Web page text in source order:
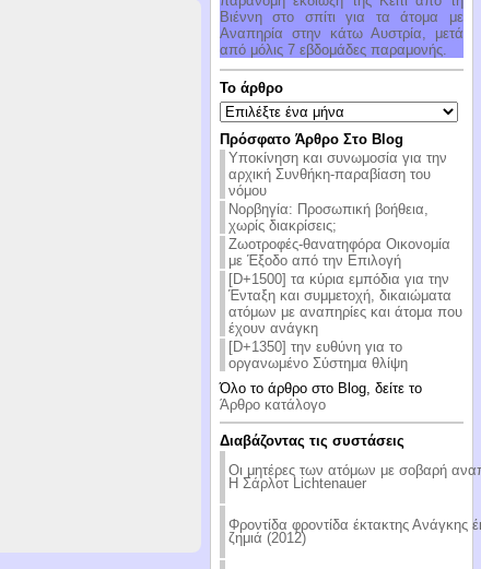
Βιέννη στο σπίτι για τα άτομα με
Αναπηρία στην κάτω Αυστρία, μετά
από μόλις 7 εβδομάδες παραμονής.
Το άρθρο
Το
άρθρο
Πρόσφατο Άρθρο Στο Blog
Υποκίνηση και συνωμοσία για την
αρχική Συνθήκη-παραβίαση του
νόμου
Νορβηγία: Προσωπική βοήθεια,
χωρίς διακρίσεις;
Ζωοτροφές-θανατηφόρα Οικονομία
με Έξοδο από την Επιλογή
[D+1500] τα κύρια εμπόδια για την
Ένταξη και συμμετοχή, δικαιώματα
ατόμων με αναπηρίες και άτομα που
έχουν ανάγκη
[D+1350] την ευθύνη για το
οργανωμένο Σύστημα θλίψη
Όλο το άρθρο στο Blog, δείτε το
Άρθρο κατάλογο
Διαβάζοντας τις συστάσεις
Οι μητέρες των ατόμων με σοβαρή
Η Σάρλοτ Lichtenauer
Φροντίδα φροντίδα έκτακτης Ανάγκης
ζημιά (2012)